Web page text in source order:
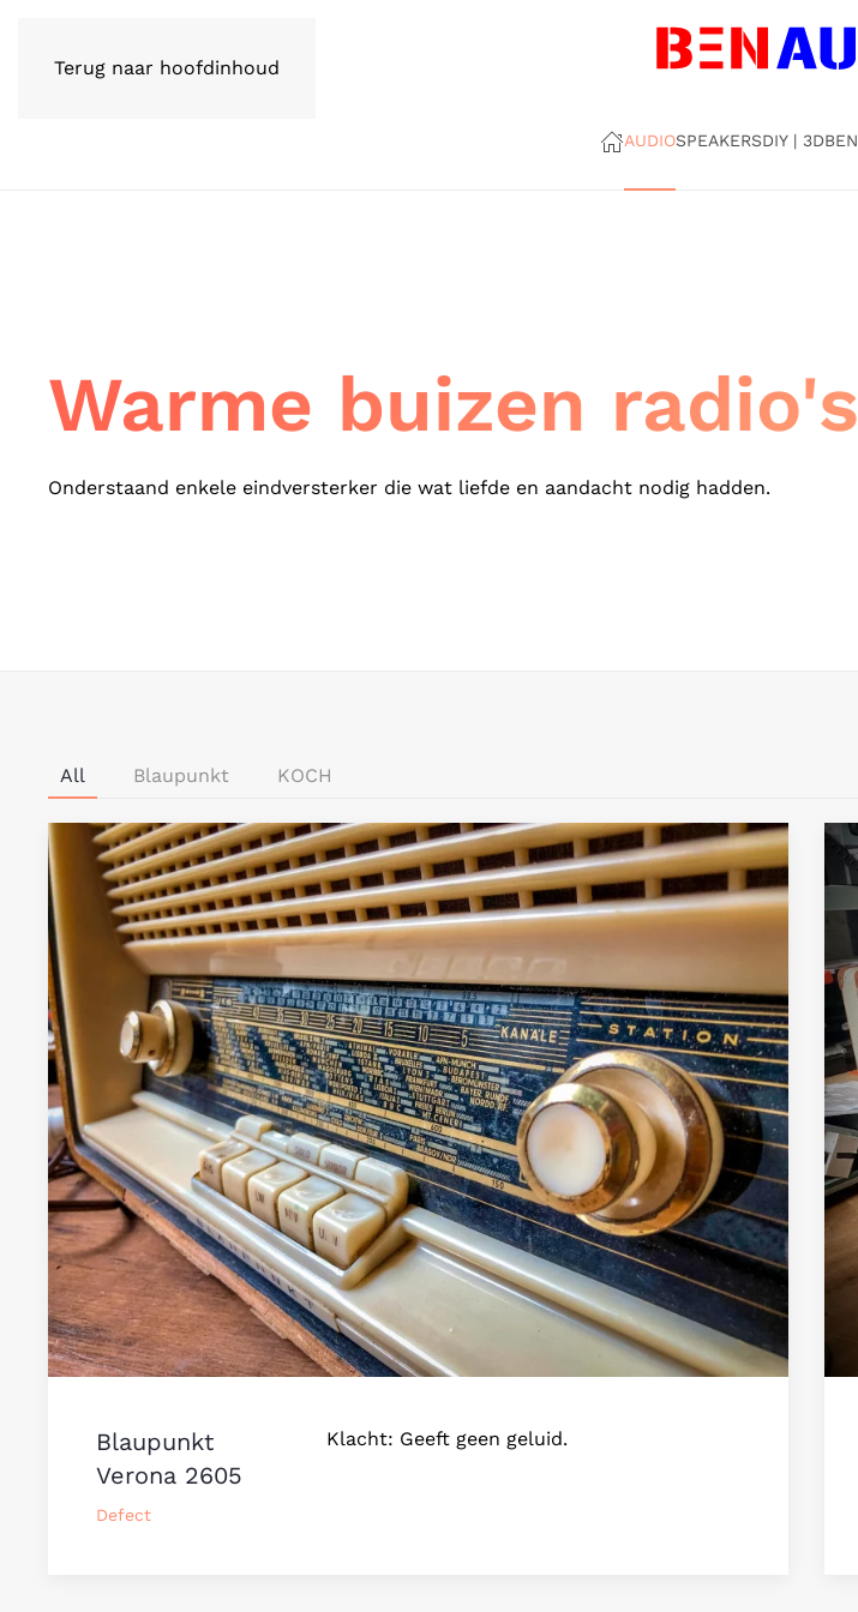
Terug naar hoofdinhoud
AUDIOSPEAKERSDIY | 3DBEN
Warme buizen radio's
Onderstaand enkele eindversterker die wat liefde en aandacht nodig hadden.
All Blaupunkt KOCH
Blaupunkt
Verona 2605
Defect
Klacht: Geeft geen geluid.